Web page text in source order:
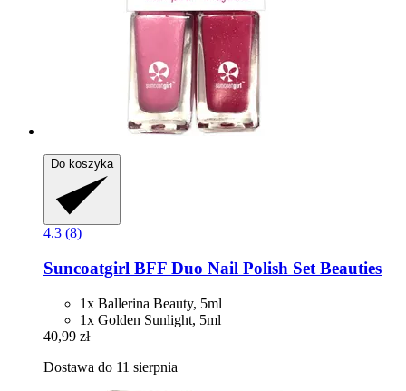
Do koszyka
4.3 (8)
Suncoatgirl BFF Duo Nail Polish Set Beauties
1x Ballerina Beauty, 5ml
1x Golden Sunlight, 5ml
40,99 zł
Dostawa do 11 sierpnia